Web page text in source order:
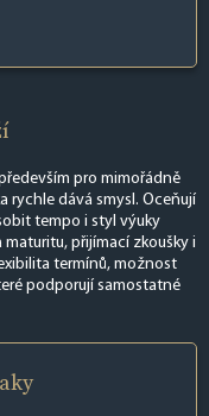
pro mimořádně
rychle dává smysl. Oceňují
tempo i styl výuky
přijímací zkoušky i
termínů, možnost
podporují samostatné